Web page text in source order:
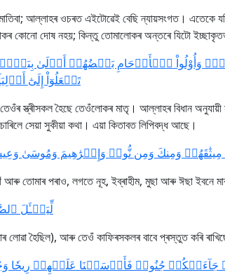
আল্লাহৰ ওচৰত এইটোৱেই বেছি ন্যায়সংগত। এতেকে
কোনো দোষ নহয়; কিন্তু তোমালোকৰ অন্তৰে যিটো
وَأُوْلُواْ ٱلۡأَرۡحَامِ بَعۡضُهُمۡ أَوۡلَىٰ بِبَعۡضٖ
تَفۡعَلُوٓاْ إِلَىٰٓ
স্ত্ৰীসকল হৈছে তেওঁলোকৰ মাতৃ। আল্লাহৰ বিধান
সেয়া সুকীয়া কথা। এয়া কিতাবত লিপিবদ্ধ আছে।
مِيثَٰقَهُمۡ وَمِنكَ وَمِن نُّوحٖ وَإِبۡرَٰهِيمَ وَمُوسَىٰ
আৰু তোমাৰ পৰাও, লগতে নূহ, ইব্ৰাহীম, মুছা আৰু ঈছা ইবনে
لِّيَسۡـَٔلَ
হৈছিল), আৰু তেওঁ কাফিৰসকলৰ বাবে প্ৰস্তুত কৰি ৰাখিছে
جَآءَتۡكُمۡ جُنُودٞ فَأَرۡسَلۡنَا عَلَيۡهِمۡ رِيحٗا